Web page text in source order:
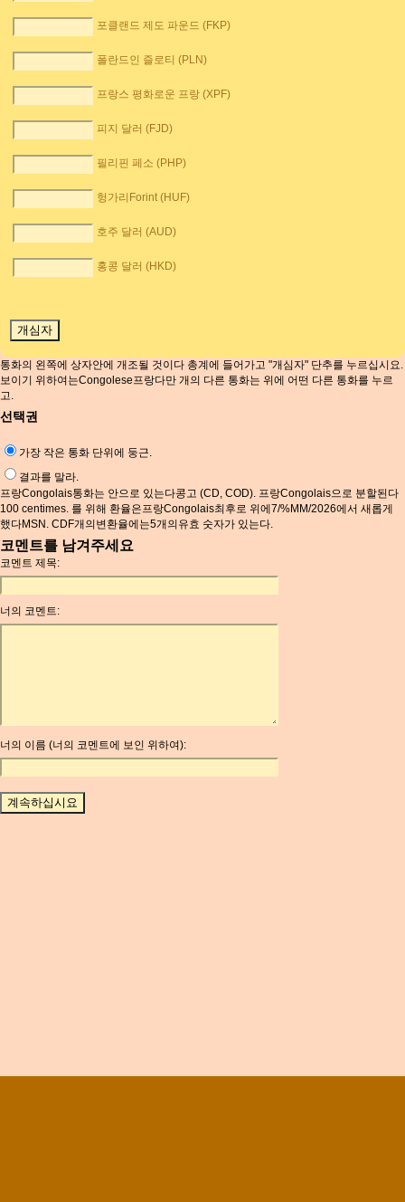
포클랜드 제도 파운드 (FKP)
폴란드인 즐로티 (PLN)
프랑스 평화로운 프랑 (XPF)
피지 달러 (FJD)
필리핀 페소 (PHP)
헝가리Forint (HUF)
호주 달러 (AUD)
홍콩 달러 (HKD)
통화의 왼쪽에 상자안에 개조될 것이다 총계에 들어가고 "개심자" 단추를 누르십시요.
보이기 위하여는Congolese프랑다만 개의 다른 통화는 위에 어떤 다른 통화를 누르
고.
선택권
가장 작은 통화 단위에 둥근.
결과를 말라.
프랑Congolais통화는 안으로 있는다콩고 (CD, COD). 프랑Congolais으로 분할된다
100 centimes. 를 위해 환율은프랑Congolais최후로 위에7/%MM/2026에서 새롭게
했다MSN. CDF개의변환율에는5개의유효 숫자가 있는다.
코멘트를 남겨주세요
코멘트 제목:
너의 코멘트:
너의 이름 (너의 코멘트에 보인 위하여):